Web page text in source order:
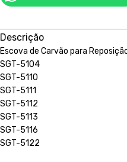
Descrição
Escova de Carvão para
SGT-5104
SGT-5110
SGT-5111
SGT-5112
SGT-5113
SGT-5116
SGT-5122